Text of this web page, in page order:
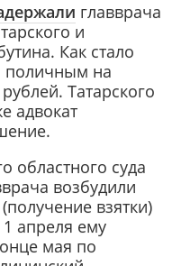
главврача
и
Как стало
поличным на
Татарского
адвокат
областного суда
возбудили
взятки)
апреля ему
мая по